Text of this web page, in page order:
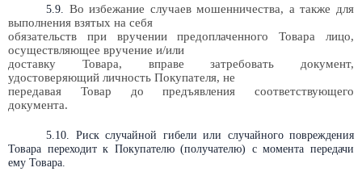
5.9. Во избежание случаев мошенничества, а также для
выполнения взятых на себя
обязательств при вручении предоплаченного Товара лицо,
осуществляющее вручение и/или
доставку Товара, вправе затребовать документ,
удостоверяющий личность Покупателя, не
передавая Товар до предъявления соответствующего
документа.
5.10. Риск случайной гибели или случайного повреждения
Товара переходит к Покупателю (получателю) с момента передачи
ему Товара.